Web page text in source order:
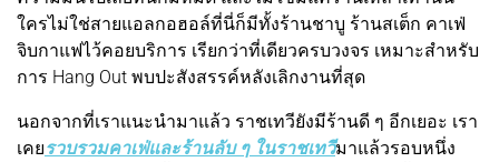
ใครไม่ใช่สายแอลกอฮอล์ที่นี่ก็มีทั้งร้านชาบู ร้านสเต็ก คาเฟ่
จิบกาแฟไว้คอยบริการ เรียกว่าที่เดียวครบวงจร เหมาะสำหรับ
การ Hang Out พบปะสังสรรค์หลังเลิกงานที่สุด
นอกจากที่เราแนะนำมาแล้ว ราชเทวียังมีร้านดี ๆ อีกเยอะ เรา
เคยรวบรวมคาเฟ่และร้านลับ ๆ ในราชเทวีมาแล้วรอบหนึ่ง